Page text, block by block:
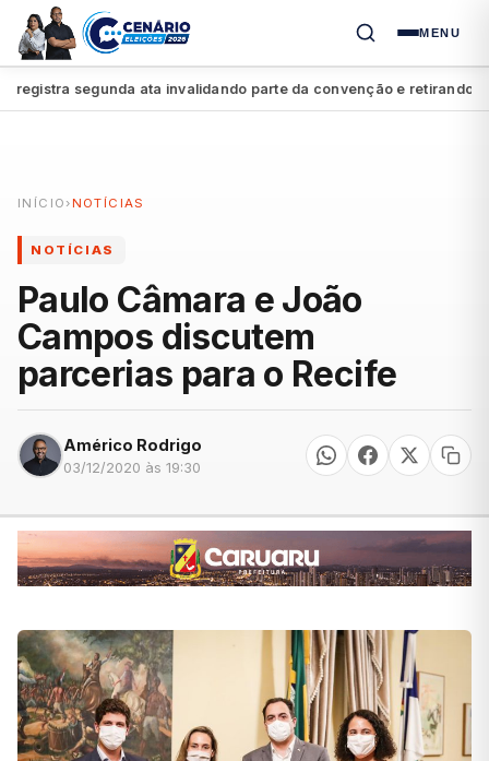
MENU
segunda ata invalidando parte da convenção e retirando apoio
INÍCIO › NOTÍCIAS
NOTÍCIAS
Paulo Câmara e João
Campos discutem
parcerias para o Recife
Américo Rodrigo
03/12/2020 às 19:30